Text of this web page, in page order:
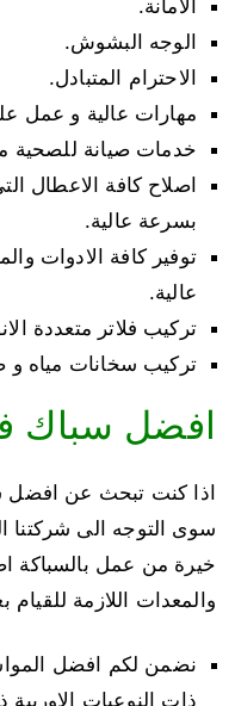
الامانة.
الوجه البشوش.
الاحترام المتبادل.
مهارات عالية و عمل
خدمات صيانة للصحية
اصلاح كافة الاعطال
بسرعة عالية.
توفير كافة الادوات
عالية.
تركيب فلاتر متعددة
تركيب سخانات مياه و
افضل
اذا كنت تبحث عن
سوى التوجه الى
خيرة من عمل بالسباكة
والمعدات اللازمة للقيام
نضمن لكم افضل
ذات النوعيات الاوربية